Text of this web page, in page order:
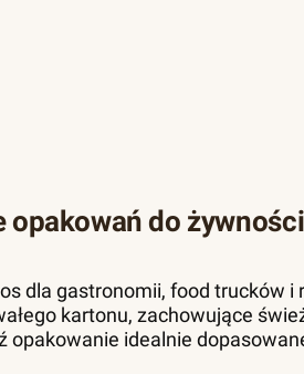
opakowań do żywności
dla gastronomii, food trucków i
kartonu, zachowujące
opakowanie idealnie